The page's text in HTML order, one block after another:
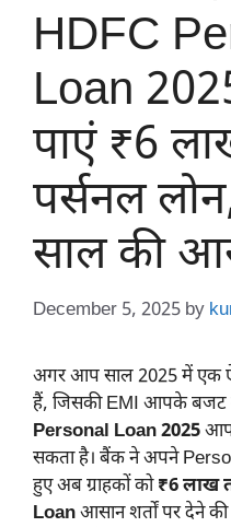
HDFC
Loan
पाएं ₹6
पर्सनल
साल की
December 5, 2025 by
अगर आप साल 2025 में एक
हैं, जिसकी EMI आपके बजट
Personal Loan 2025
सकता है। बैंक ने अपने
हुए अब ग्राहकों को₹6 लाख
Loanआसान शर्तों पर देने